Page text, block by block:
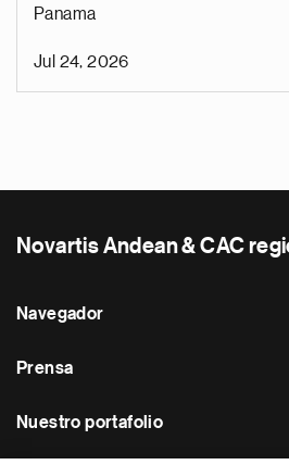
Panama
Jul 24, 2026
Novartis Andean & CAC
Navegador
Prensa
Nuestro portafolio